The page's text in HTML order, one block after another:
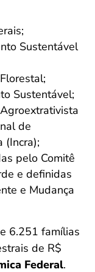
Sustentável
Sustentável;
de
(Incra);
pelo Comitê
e definidas
e Mudança
6.251 famílias
de R$
Federal.